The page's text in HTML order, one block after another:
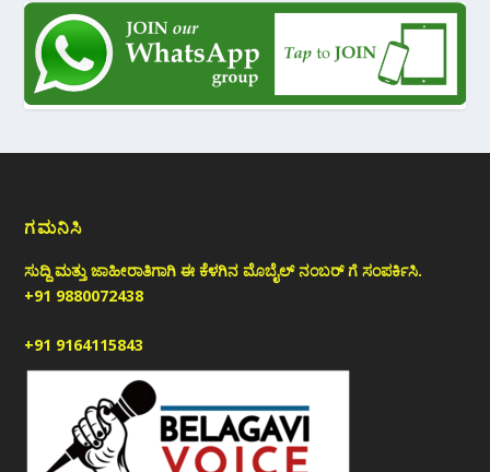
ಗಮನಿಸಿ
ಸುದ್ದಿ ಮತ್ತು ಜಾಹೀರಾತಿಗಾಗಿ ಈ ಕೆಳಗಿನ ಮೊಬೈಲ್ ನಂಬರ್ ಗೆ ಸಂಪರ್ಕಿಸಿ.
+91 9880072438
+91 9164115843